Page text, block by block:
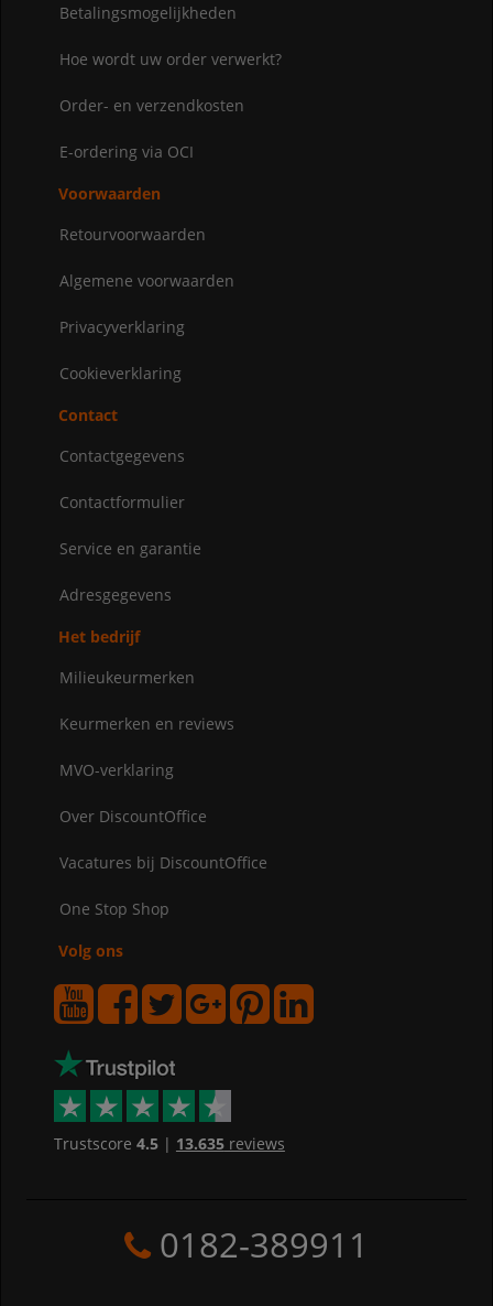
Betalingsmogelijkheden
Hoe wordt uw order verwerkt?
Order- en verzendkosten
E-ordering via OCI
Voorwaarden
Retourvoorwaarden
Algemene voorwaarden
Privacyverklaring
Cookieverklaring
Contact
Contactgegevens
Contactformulier
Service en garantie
Adresgegevens
Het bedrijf
Milieukeurmerken
Keurmerken en reviews
MVO-verklaring
Over DiscountOffice
Vacatures bij DiscountOffice
One Stop Shop
Volg ons
Trustscore 4.5| 13.635reviews
0182-389911